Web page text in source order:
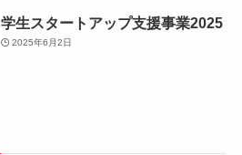
学生スタートアップ支援事業2025
2025年6月2日